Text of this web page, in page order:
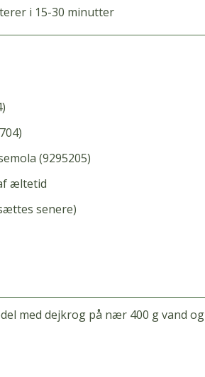
i 15-30 minutter
(9295205)
æltetid
senere)
med dejkrog på nær 400 g vand og